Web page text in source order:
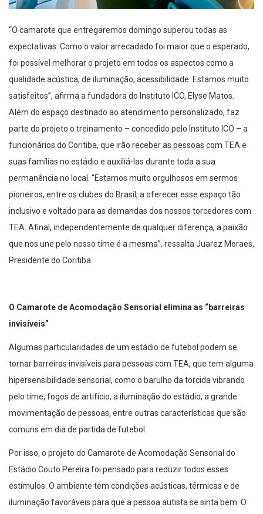
“O camarote que entregaremos domingo superou todas as
expectativas. Como o valor arrecadado foi maior que o esperado,
foi possível melhorar o projeto em todos os aspectos como a
qualidade acústica, de iluminação, acessibilidade. Estamos muito
satisfeitos”, afirma a fundadora do Instituto ICO, Elyse Matos.
Além do espaço destinado ao atendimento personalizado, faz
parte do projeto o treinamento – concedido pelo Instituto ICO – a
funcionários do Coritiba, que irão receber as pessoas com TEA e
suas famílias no estádio e auxiliá-las durante toda a sua
permanência no local. “Estamos muito orgulhosos em sermos
pioneiros, entre os clubes do Brasil, a oferecer esse espaço tão
inclusivo e voltado para as demandas dos nossos torcedores com
TEA. Afinal, independentemente de qualquer diferença, a paixão
que nos une pelo nosso time é a mesma”, ressalta Juarez Moraes,
Presidente do Coritiba.
O Camarote de Acomodação Sensorial elimina as “barreiras
invisíveis”
Algumas particularidades de um estádio de futebol podem se
tornar barreiras invisíveis para pessoas com TEA, que tem alguma
hipersensibilidade sensorial, como o barulho da torcida vibrando
pelo time, fogos de artifício, a iluminação do estádio, a grande
movimentação de pessoas, entre outras características que são
comuns em dia de partida de futebol.
Por isso, o projeto do Camarote de Acomodação Sensorial do
Estádio Couto Pereira foi pensado para reduzir todos esses
estímulos. O ambiente tem condições acústicas, térmicas e de
iluminação favoráveis para que a pessoa autista se sinta bem. O